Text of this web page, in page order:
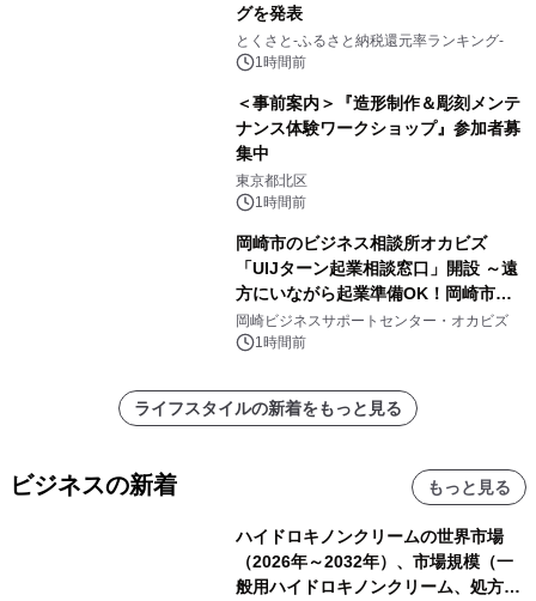
グを発表
とくさと-ふるさと納税還元率ランキング-
1時間前
＜事前案内＞『造形制作＆彫刻メンテ
ナンス体験ワークショップ』参加者募
集中
東京都北区
1時間前
岡崎市のビジネス相談所オカビズ
「UIJターン起業相談窓口」開設 ～遠
方にいながら起業準備OK！岡崎市を
挑戦者があつまるまちに～
岡崎ビジネスサポートセンター・オカビズ
1時間前
ライフスタイルの新着をもっと見る
ビジネスの新着 もっと見る
ハイドロキノンクリームの世界市場
（2026年～2032年）、市場規模（一
般用ハイドロキノンクリーム、処方用